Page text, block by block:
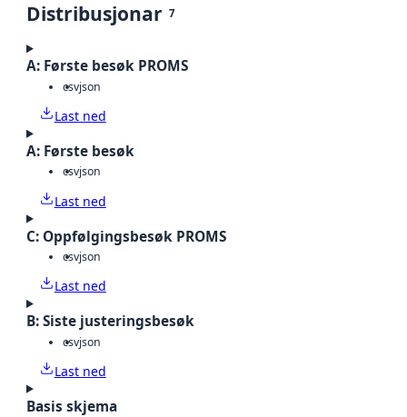
Distribusjonar 7
A: Første besøk PROMS
csvjson
Last ned
A: Første besøk
csvjson
Last ned
C: Oppfølgingsbesøk PROMS
csvjson
Last ned
B: Siste justeringsbesøk
csvjson
Last ned
Basis skjema